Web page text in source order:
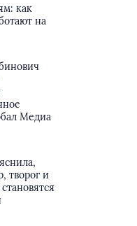
как
на
Медиа
творог и